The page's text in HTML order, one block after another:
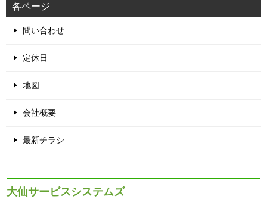
各ページ
問い合わせ
定休日
地図
会社概要
最新チラシ
大仙サービスシステムズ